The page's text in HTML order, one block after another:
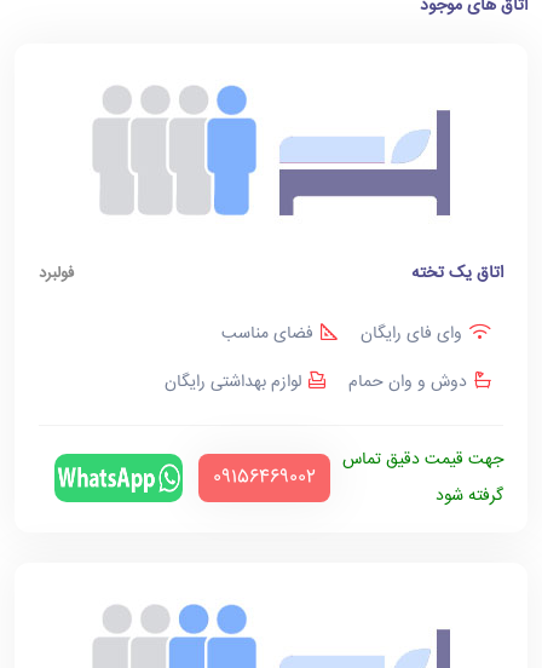
اتاق های موجود
اتاق یک تخته فولبرد
وای فای رایگان
فضای مناسب
دوش و وان حمام
لوازم بهداشتی رایگان
جهت قیمت دقیق تماس
گرفته شود
‪09156469002‬